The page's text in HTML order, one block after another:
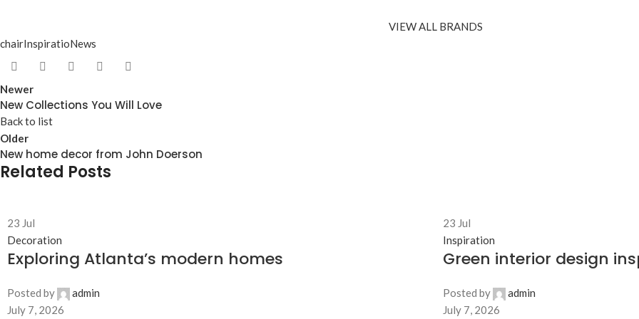
VIEW ALL BRANDS
chairInspiratioNews
Newer
New Collections You Will Love
Back to list
Older
New home decor from John Doerson
Related Posts
23 Jul
Decoration
Exploring Atlanta’s modern homes
Posted by
admin
July 7, 2026
23 Jul
Inspiration
Green interior design
Posted by
admin
July 7, 2026